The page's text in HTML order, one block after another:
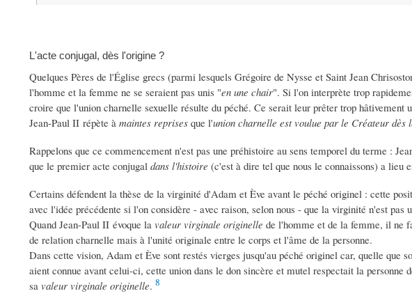
L'acte conjugal, dès l'origine ?
Quelques Pères de l'Église grecs (parmi lesquels Grégoire de Nysse et Saint Jean
l'homme et la femme ne se seraient pas unis "en une chair". Si l'on interprète trop
croire que l'union charnelle sexuelle résulte du péché. Ce serait leur prêter trop hâtivement
Jean-Paul II répète à maintes reprises que l'union charnelle est voulue par le Créateur dès
Rappelons que ce commencement n'est pas une préhistoire au sens temporel du terme :
que le premier acte conjugal dans l'histoire (c'est à dire tel que nous le connaissons) a lieu
Certains défendent la thèse de la virginité d'Adam et Ève avant le péché originel : cette
avec l'idée précédente si l'on considère - avec raison, selon nous - que la virginité n'est pas
Quand Jean-Paul II évoque la valeur virginale originelle de l'homme et de la femme, il ne
de relation charnelle mais à l'unité originale entre le corps et l'âme de la personne.
Dans cette vision, Adam et Ève sont restés vierges jusqu'au péché originel car, quelle que
aient connue avant celui-ci, cette union dans le don sincère et mutel respectait la personne
sa valeur virginale originelle. 8